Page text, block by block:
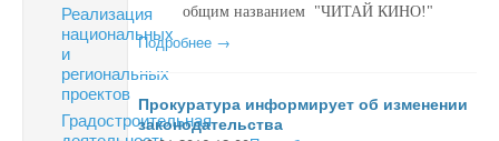
Реализация
национальных
и
региональных
проектов
Градостроительная
общим названием "ЧИТАЙ КИНО!"
Подробнее →
Прокуратура информирует об изменении
законодательства